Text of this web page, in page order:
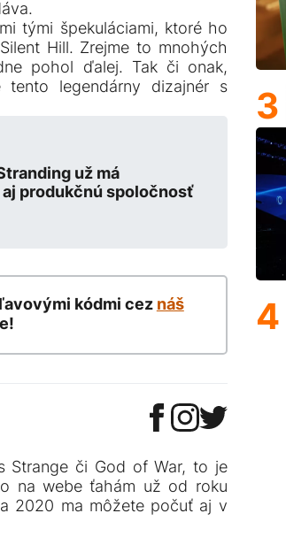
tými špekuláciami, ktoré ho
Hill. Zrejme to mnohých
pohol ďalej. Tak či onak,
legendárny dizajnér s
už má
produkčnú spoločnosť
kódmi cez náš
Strange či God of War, to je
na webe ťahám už od roku
2020 ma môžete počuť aj v